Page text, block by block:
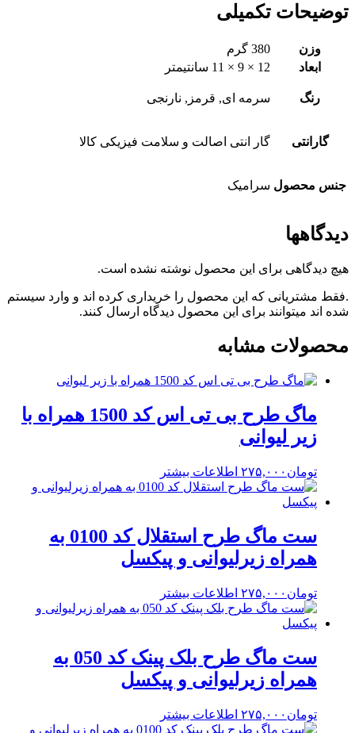
توضیحات تکمیلی
وزن
380 گرم
ابعاد
12 × 9 × 11 سانتیمتر
رنگ سرمه ای, قرمز, نارنجی
گارانتی گار انتی اصالت و سلامت فیزیکی کالا
جنس محصول سرامیک
دیدگاهها
هیچ دیدگاهی برای این محصول نوشته نشده است.
.فقط مشتریانی که این محصول را خریداری کرده اند و وارد سیستم
شده اند میتوانند برای این محصول دیدگاه ارسال کنند.
محصولات مشابه
ماگ طرح بی تی اس کد 1500 همراه با
زیر لیوانی
تومان ۲۷۵,۰۰۰ اطلاعات بیشتر
ست ماگ طرح استقلال کد 0100 به
همراه زیرلیوانی و پیکسل
تومان ۲۷۵,۰۰۰ اطلاعات بیشتر
ست ماگ طرح بلک پینک کد 050 به
همراه زیرلیوانی و پیکسل
تومان ۲۷۵,۰۰۰ اطلاعات بیشتر